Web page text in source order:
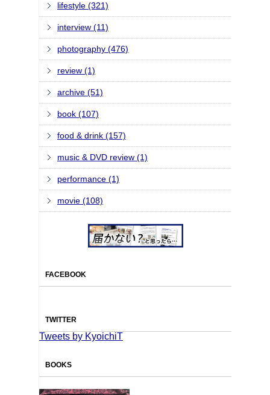
lifestyle (321)
interview (11)
photography (476)
review (1)
archive (51)
book (107)
food & drink (157)
music & DVD review (1)
performance (1)
movie (108)
FACEBOOK
TWITTER
Tweets by KyoichiT
BOOKS